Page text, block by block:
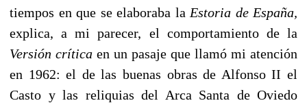
tiempos en que se elaboraba la Estoria de España,
explica, a mi pa­recer, el comportamiento de la
Versión crítica en un pasaje que llamó mi atención
en 1962: el de las buenas obras de Alfonso II el
Casto y las reliquias del Arca San­ta de Oviedo